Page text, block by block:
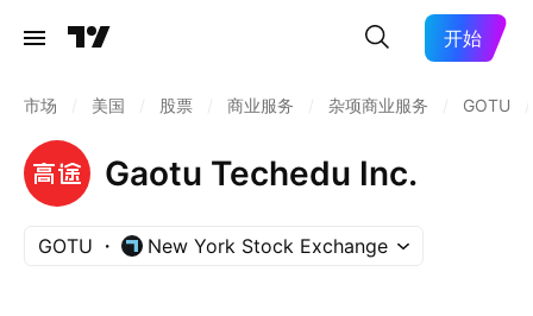
开始
市场 美国 股票 商业服务 杂项商业服务 GOTU
Gaotu Techedu Inc.
GOTU New York Stock Exchange